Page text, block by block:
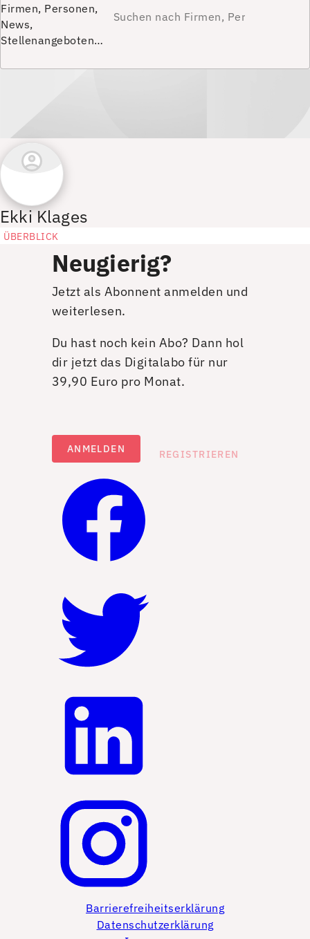
Firmen, Personen,
News,
Stellenangeboten…
Ekki Klages
ÜBERBLICK
Neugierig?
Jetzt als Abonnent anmelden und
weiterlesen.
Du hast noch kein Abo? Dann hol
dir jetzt das Digitalabo für nur
39,90 Euro pro Monat.
ANMELDEN REGISTRIEREN
Barrierefreiheitserklärung
Datenschutzerklärung